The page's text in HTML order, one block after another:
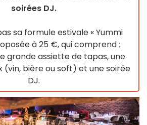
soirées DJ.
sa formule estivale « Yummi
à 25 €, qui comprend :
grande assiette de tapas, une
(vin, bière ou soft) et une soirée
DJ.